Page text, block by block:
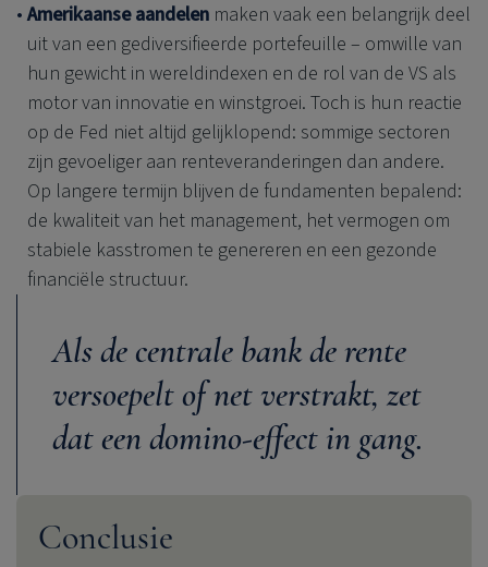
Amerikaanse aandelen maken vaak een belangrijk deel
uit van een gediversifieerde portefeuille – omwille van
hun gewicht in wereldindexen en de rol van de VS als
motor van innovatie en winstgroei. Toch is hun reactie
op de Fed niet altijd gelijklopend: sommige sectoren
zijn gevoeliger aan renteveranderingen dan andere.
Op langere termijn blijven de fundamenten bepalend:
de kwaliteit van het management, het vermogen om
stabiele kasstromen te genereren en een gezonde
financiële structuur.
Als de centrale bank de rente
versoepelt of net verstrakt, zet
dat een domino-effect in gang.
Conclusie